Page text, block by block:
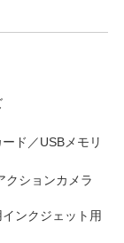
ード／USBメモリ
クションカメラ
インクジェット用